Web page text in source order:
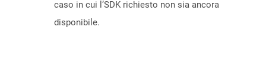
caso in cui l’SDK richiesto non sia ancora
disponibile.